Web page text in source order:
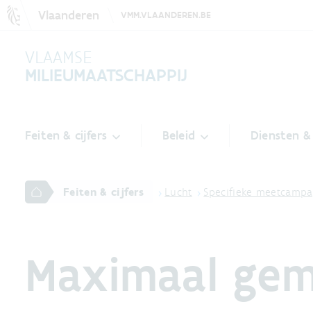
Vlaanderen VMM.VLAANDEREN.BE
VLAAMSE
MILIEUMAATSCHAPPIJ
Feiten & cijfers Beleid Diensten
Feiten & cijfers Lucht Specifieke
Maximaal